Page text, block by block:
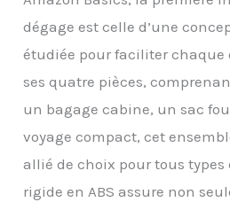
: Les
dotés
en
avec
tandis
dégage est celle d’une
étudiée pour faciliter chaque
ses quatre pièces,
un bagage cabine, un sac
voyage compact, cet
allié de choix pour tous types
rigide en ABS assure non